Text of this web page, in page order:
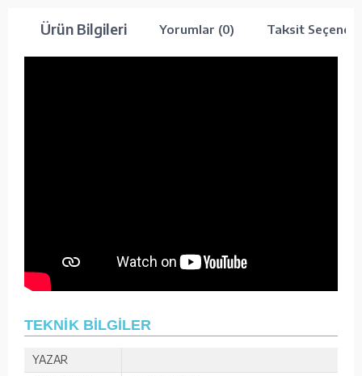
Ürün Bilgileri Yorumlar (0) Taksit
TEKNİK BİLGİLER
YAZAR